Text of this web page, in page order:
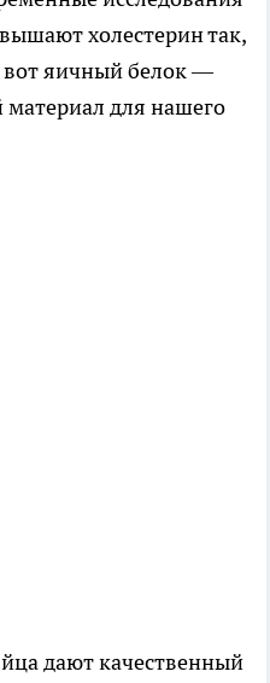
холестерин так,
вот яичный белок —
для нашего
дают качественный